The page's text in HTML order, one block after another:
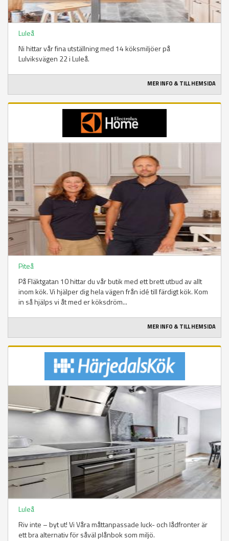
Luleå
Ni hittar vår fina utställning med 14 köksmiljöer på
Lulviksvägen 22 i Luleå.
MER INFO & TILL HEMSIDA
Piteå
På Fläktgatan 10 hittar du vår butik med ett brett utbud av allt
inom kök. Vi hjälper dig hela vägen från idé till färdigt kök. Kom
in så hjälps vi åt med er köksdröm...
MER INFO & TILL HEMSIDA
Luleå
Riv inte – byt ut! Vi Våra måttanpassade luck- och lådfronter är
ett bra alternativ för såväl plånbok som miljö.